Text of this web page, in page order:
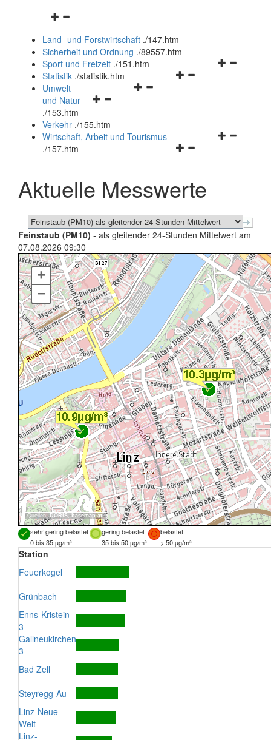
Navigationsmenü
und
schließen
Land- und Forstwirtschaft ./147.htm
Sicherheit und Ordnung ./89557.htm
Navigationsmenü
Sport und Freizeit ./151.htm
Navigationsmenü
Statistik ./statistik.htm
Navigationsmenü
und
schließen
Umwelt
und Natur
./153.htm
Verkehr ./155.htm
Navigationsmenü
schließen
Wirtschaft, Arbeit und Tourismus
./157.htm
Aktuelle Messwerte
Feinstaub (PM10) - als gleitender 24-Stunden Mittelwert am
07.08.2026 09:30
Quellen:DORIS, basemap.at
+
–
sehr gering belastet gering belastet
belastet
0 bis 35 µg/m³
35 bis 50 µg/m³ > 50 µg/m³
Station
Feuerkogel
Grünbach
Enns-Kristein
3
Gallneukirchen
3
Bad Zell
Steyregg-Au
Linz-Neue
Welt
Linz-